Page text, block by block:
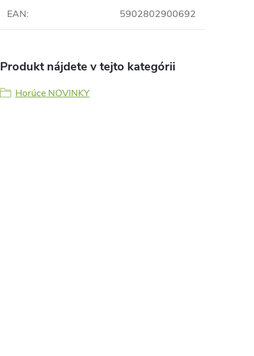
EAN: 5902802900692
Produkt nájdete v tejto kategórii
Horúce NOVINKY